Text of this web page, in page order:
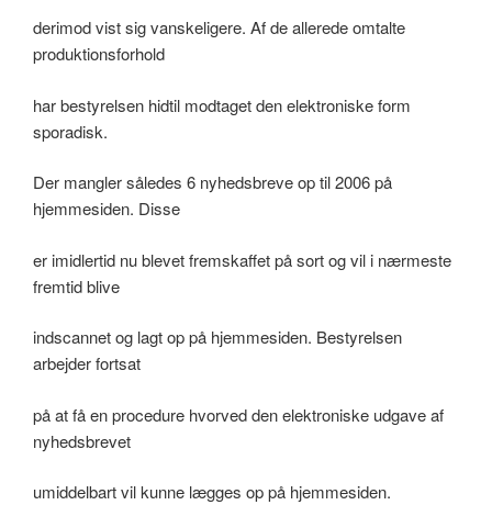
derimod vist sig vanskeligere. Af de allerede omtalte
produktionsforhold
har bestyrelsen hidtil modtaget den elektroniske form
sporadisk.
Der mangler således 6 nyhedsbreve op til 2006 på
hjemmesiden. Disse
er imidlertid nu blevet fremskaffet på sort og vil i nærmeste
fremtid blive
indscannet og lagt op på hjemmesiden. Bestyrelsen
arbejder fortsat
på at få en procedure hvorved den elektroniske udgave af
nyhedsbrevet
umiddelbart vil kunne lægges op på hjemmesiden.